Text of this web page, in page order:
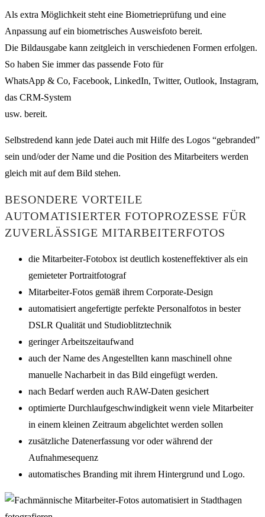
Als extra Möglichkeit steht eine Biometrieprüfung und eine
Anpassung auf ein biometrisches Ausweisfoto bereit.
Die Bildausgabe kann zeitgleich in verschiedenen Formen erfolgen.
So haben Sie immer das passende Foto für
WhatsApp & Co, Facebook, LinkedIn, Twitter, Outlook, Instagram,
das CRM-System
usw. bereit.
Selbstredend kann jede Datei auch mit Hilfe des Logos “gebranded”
sein und/oder der Name und die Position des Mitarbeiters werden
gleich mit auf dem Bild stehen.
BESONDERE VORTEILE
AUTOMATISIERTER FOTOPROZESSE FÜR
ZUVERLÄSSIGE MITARBEITERFOTOS
die Mitarbeiter-Fotobox ist deutlich kosteneffektiver als ein
gemieteter Portraitfotograf
Mitarbeiter-Fotos gemäß ihrem Corporate-Design
automatisiert angefertigte perfekte Personalfotos in bester
DSLR Qualität und Studioblitztechnik
geringer Arbeitszeitaufwand
auch der Name des Angestellten kann maschinell ohne
manuelle Nacharbeit in das Bild eingefügt werden.
nach Bedarf werden auch RAW-Daten gesichert
optimierte Durchlaufgeschwindigkeit wenn viele Mitarbeiter
in einem kleinen Zeitraum abgelichtet werden sollen
zusätzliche Datenerfassung vor oder während der
Aufnahmesequenz
automatisches Branding mit ihrem Hintergrund und Logo.